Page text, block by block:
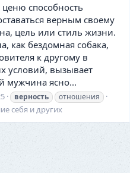
способность
верным своему
цель или стиль жизни.
как бездомная собака,
к другому в
условий, вызывает
мужчина ясно...
верность отношения
себя и других